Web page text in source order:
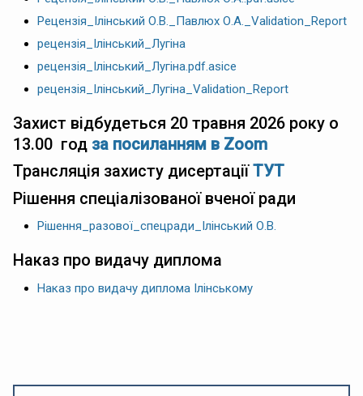
Рецензія_Ілінський О.В._Павлюх О.А._Validation_Report
рецензія_Ілінський_Лугіна
рецензія_Ілінський_Лугіна.pdf.asice
рецензія_Ілінський_Лугіна_Validation_Report
Захист відбудеться 20 травня 2026 року о
13.00 год за посиланням в Zoom
Трансляція захисту дисертаціїТУТ
Рішення спеціалізованої вченої ради
Рішення_разової_спецради_Ілінський О.В.
Наказ про видачу диплома
Наказ про видачу диплома Ілінському